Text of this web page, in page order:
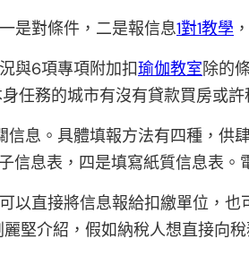
是對條件，二是報信息1對1教學
與6項專項附加扣瑜伽教室除的
任務的城市有沒有貸款買房或許
信息。具體填報方法有四種，供
信息表，四是填寫紙質信息表。
以直接將信息報給扣繳單位，
堅介紹，假如納稅人想直接向